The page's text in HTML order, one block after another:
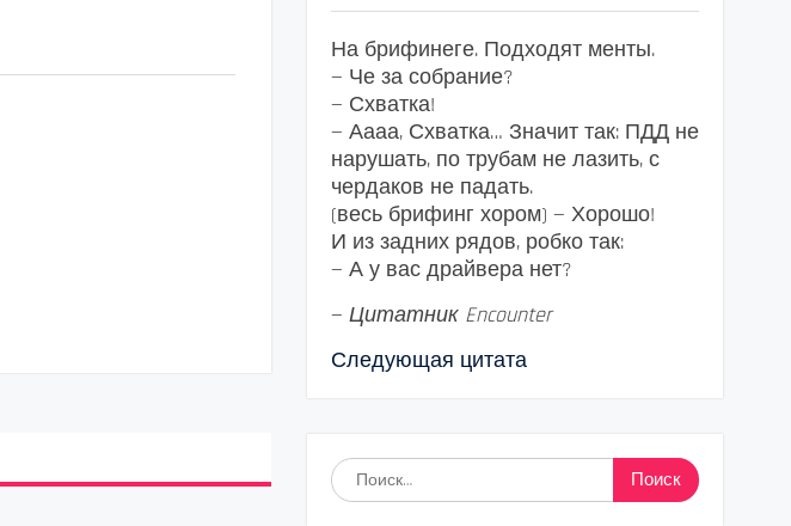
На брифинеге. Подходят менты.
— Че за собрание?
— Схватка!
— Аааа, Схватка… Значит так: ПДД не
нарушать, по трубам не лазить, с
чердаков не падать.
(весь брифинг хором) — Хорошо!
И из задних рядов, робко так:
— А у вас драйвера нет?
— Цитатник Encounter
Следующая цитата
Найти: